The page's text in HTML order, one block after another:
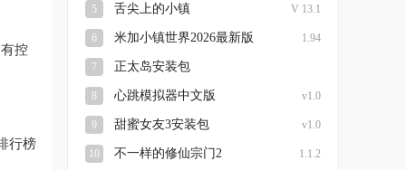
控
行榜
5 舌尖上的小镇 V 13.1
6 米加小镇世界2026最新版 1.94
7 正太岛安装包
8
心跳模拟器中文版 v1.0
9 甜蜜女友3安装包 v1.0
10 不一样的修仙宗门2 1.1.2